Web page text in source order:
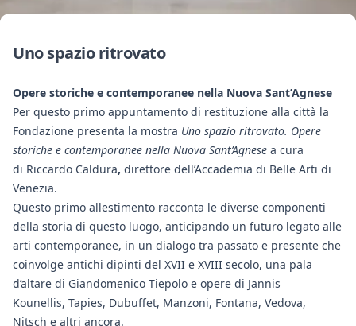
Uno spazio ritrovato
Opere storiche e contemporanee nella Nuova Sant’Agnese
Per questo primo appuntamento di restituzione alla città la
Fondazione presenta la mostra Uno spazio ritrovato. Opere
storiche e contemporanee nella Nuova Sant’Agnese a cura
di Riccardo Caldura, direttore dell’Accademia di Belle Arti di
Venezia.
Questo primo allestimento racconta le diverse componenti
della storia di questo luogo, anticipando un futuro legato alle
arti contemporanee, in un dialogo tra passato e presente che
coinvolge antichi dipinti del XVII e XVIII secolo, una pala
d’altare di Giandomenico Tiepolo e opere di Jannis
Kounellis, Tapies, Dubuffet, Manzoni, Fontana, Vedova,
Nitsch e altri ancora.